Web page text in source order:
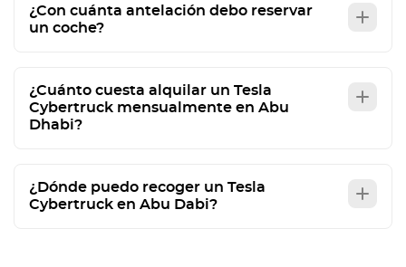
¿Con cuánta antelación debo reservar
un coche?
¿Cuánto cuesta alquilar un Tesla
Cybertruck mensualmente en Abu
Dhabi?
¿Dónde puedo recoger un Tesla
Cybertruck en Abu Dabi?